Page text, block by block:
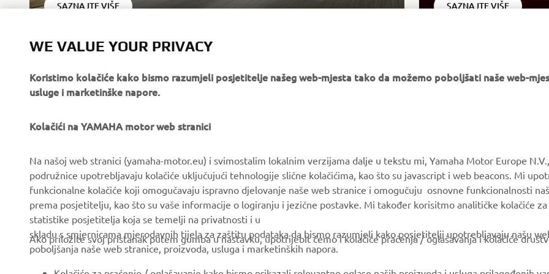
SAZNAJTE VIŠE SAZNAJTE VIŠE
About us
Events
Press
eBike systems
Authorities & Police
Golfcourses
First responders
MyYamaha
Yamaha Motor Global
Parts Catalogue
WE VALUE YOUR PRIVACY
Koristimo kolačiće kako bismo razumjeli posjetitelje našeg web-mjesta tako da možemo poboljšati naše web-
usluge i marketinške napore.
Kolačići na YAMAHA motor web stranici
Na našoj web stranici (yamaha-motor.eu) i svimostalim lokalnim verzijama dalje u tekstu mi, Yamaha Motor Europe
podružnice upotrebljavaju kolačiće uključujući tehnologije slične kolačićima, kao što su javascript i web beacons. Mi
funkcionalne kolačiće koji omogučavaju ispravno djelovanje naše web stranice i omogučuju osnovne funkcionalnosti
prema posjetitelju, kao što su vaše informacije o logiranju i jezične postavke. Mi također korisitmo analitičke kolačiće
statistike posjetitelja koja se temelji na privatnosti i u
skladu s smjernicama mjerodavnih tijela za zaštitu podataka da bismo razumjeli kako posjetitelji upotrebljavaju našu
poboljšanja naše web stranice, proizvoda, usluga i marketinških napora.
Ako priložite svoj pristanak putem gumba u nastavku, upotrijebit ćemo i kolačiće praćenja / oglašavanja i kolačiće